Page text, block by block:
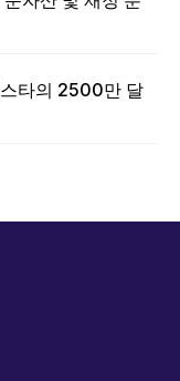
스타의 2500만 달